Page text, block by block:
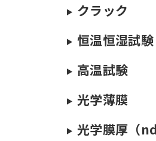
クラック
恒温恒湿試験
高温試験
光学薄膜
光学膜厚（nd